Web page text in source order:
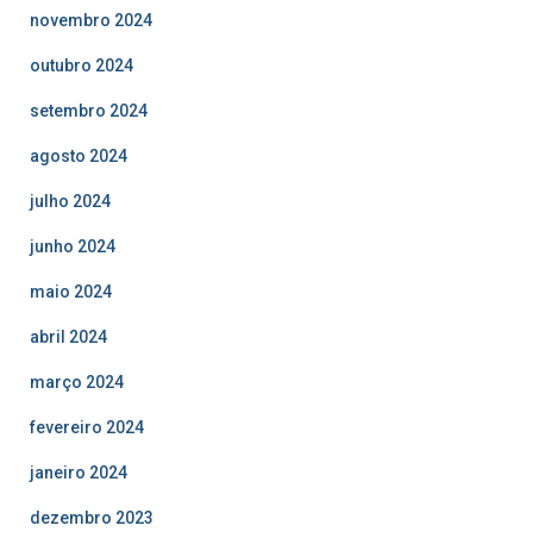
novembro 2024
outubro 2024
setembro 2024
agosto 2024
julho 2024
junho 2024
maio 2024
abril 2024
março 2024
fevereiro 2024
janeiro 2024
dezembro 2023